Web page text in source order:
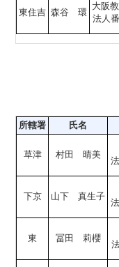
東住吉 森谷 環
大阪
法人
所轄署
氏名
草津 村田 晴美
下京 山下 真生子
東 冨田 莉櫻